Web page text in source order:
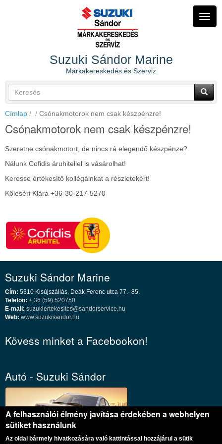
Suzuki Sándor Marine
Márkakereskedés és Szerviz
Keresés
űrlap
Keresés
Címlap
Csónakmotorok nem csak készpénzre!
Csónakmotorok nem csak készpénzre!
Szeretne csónakmotort, de nincs rá elegendő készpénze?
Nálunk Cofidis áruhitellel is vásárolhat!
Keresse értékesítő kollégáinkat a részletekért!
Köleséri Klára +36-30-217-5270
Suzuki Sándor Marine
Cím: 5310 Kisújszállás, Deák Ferenc utca 77.- 85.
Telefon: + 36 (59) 520750
E-mail: suzukiertekesites@sandorservice.hu
Web: www.suzukisandor.hu
Kövess minket a Facebookon!
Autó - Suzuki Sándor
A felhasználói élmény javítása érdekében a webhelyen
sütiket használunk
Az oldal bármely hivatkozására való kattintással hozzájárul a sütik